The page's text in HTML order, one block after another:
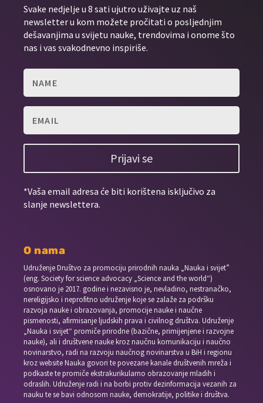
Svake nedjelje u 8 sati ujutro uživajte uz naš
newsletter u kom možete pročitati o posljednjim
dešavanjima u svijetu nauke, trendovima i onome što
nas i vas svakodnevno inspiriše.
Prijavi se
*Vaša email adresa će biti korištena isključivo za
slanje newslettera.
O nama
Udruženje Društvo za promociju prirodnih nauka „Nauka i svijet”
(eng. Society for science advocacy „Science and the world“)
osnovano je 2017. godine i nezavisno je, nevladino, nestranačko,
nereligijsko i neprofitno udruženje koje se zalaže za podršku
razvoja nauke i obrazovanja, promocije nauke i naučne
pismenosti, afirmisanje ljudskih prava i civilnog društva. Udruženje
„Nauka i svijet“ promiče prirodne (bazične, primijenjene i razvojne
nauke), ali i društvene nauke kroz naučnu komunikaciju i naučno
novinarstvo, radi na razvoju naučnog novinarstva u BiH i regionu
kroz website Nauka govori te povezane kanale društvenih mreža i
podkaste te promiče ekstrakurikularno obrazovanje mladih i
odraslih. Udruženje radi i na borbi protiv dezinformacija vezanih za
nauku te se bavi odnosom nauke, demokratije, politike i društva.